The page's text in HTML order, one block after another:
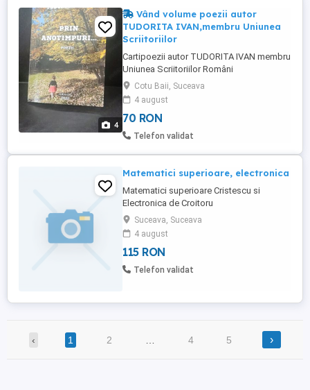
4
Vând volume poezii autor
TUDORITA IVAN,membru Uniunea
Scriitoriilor
Cartipoezii autor TUDORITA IVAN membru
Uniunea Scriitoriilor Români
Cotu Baii, Suceava
4 august
70 RON
Telefon validat
Matematici superioare, electronica
Matematici superioare Cristescu si
Electronica de Croitoru
Suceava, Suceava
4 august
115 RON
Telefon validat
‹ 1 2 4 5 ›